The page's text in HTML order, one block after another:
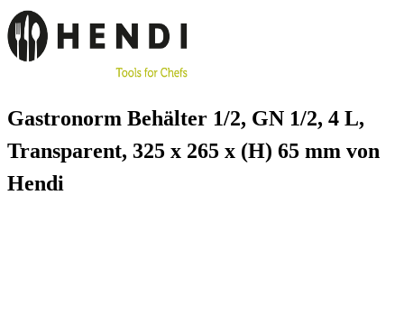
Gastronorm Behälter 1/2, GN 1/2, 4 L,
Transparent, 325 x 265 x (H) 65 mm von
Hendi